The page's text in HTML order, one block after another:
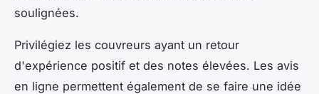
soulignées.
Privilégiez les couvreurs ayant un retour
d'expérience positif et des notes élevées. Les avis
en ligne permettent également de se faire une idée